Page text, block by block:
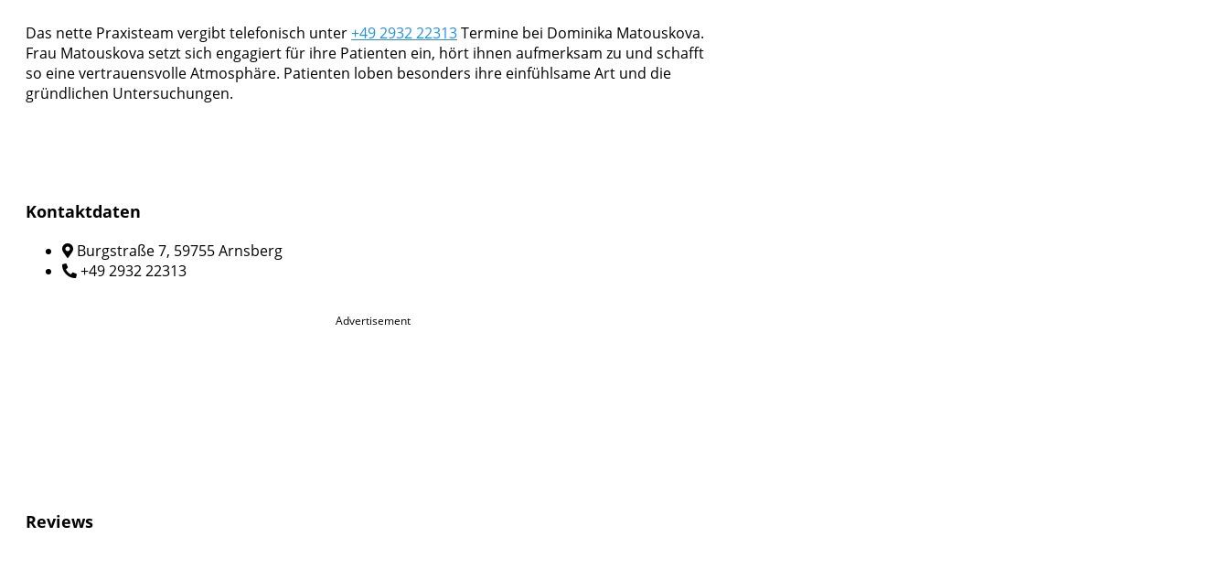
Das nette Praxisteam vergibt telefonisch unter+49 2932 22313Termine bei Dominika Matouskova.
Frau Matouskova setzt sich engagiert für ihre Patienten ein, hört ihnen aufmerksam zu und schafft
so eine vertrauensvolle Atmosphäre. Patienten loben besonders ihre einfühlsame Art und die
gründlichen Untersuchungen.
Kontaktdaten
Burgstraße 7, 59755 Arnsberg
+49 2932 22313
Advertisement
Reviews